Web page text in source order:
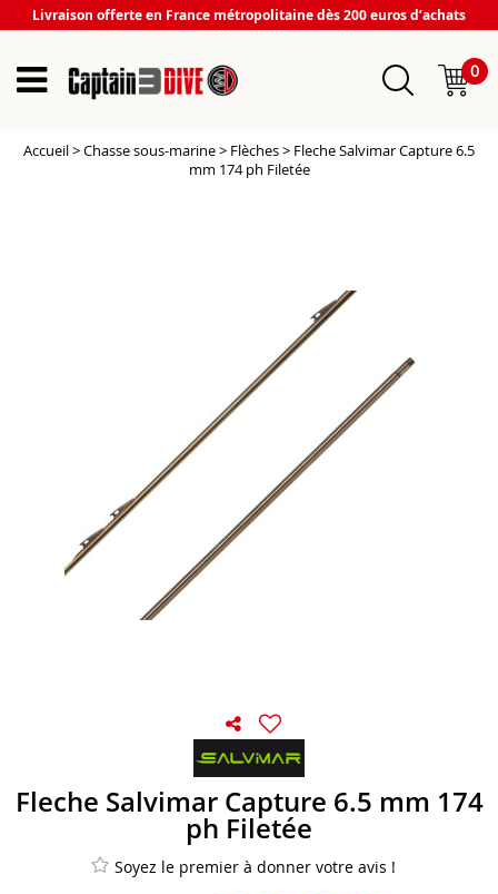
Livraison offerte en France métropolitaine dès 200 euros d’achats
0
Accueil>Chasse sous-marine> Flèches> Fleche Salvimar Capture 6.5
mm 174 ph Filetée
Fleche Salvimar Capture 6.5 mm 174
ph Filetée
Soyez le premier à donner votre avis !